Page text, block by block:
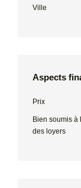
Ville
Aspects
Prix
Bien soumis à
des loyers